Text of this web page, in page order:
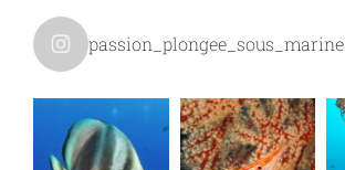
passion_plongee_sous_marine